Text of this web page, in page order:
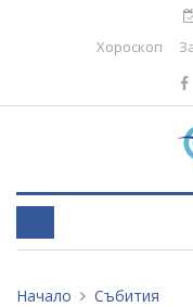
Хороскоп
Начало Събития